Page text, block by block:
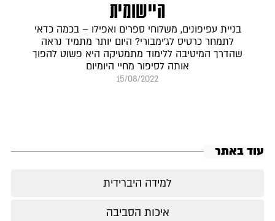
היישומית
בניית עפיפונים, משלוחי ספרים ואפילו – בכמה כדאי
לתמחר כרטיס לג׳ימבורי? היום יותר מתמיד נראה
שהדרך המיטיבה ללימוד מתמטיקה היא פשוט להפוך
אותה לסיפור מחיי היומיום
15/08/2022
עוד באתר
למידה היברידית
איכות הסביבה